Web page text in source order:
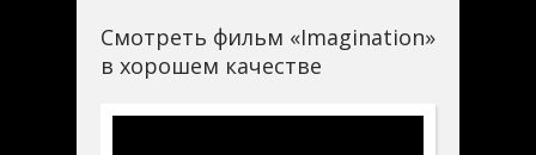
Смотреть фильм «Imagination»
в хорошем качестве